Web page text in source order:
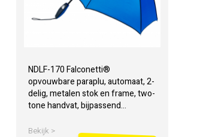
NDLF-170 Falconetti®
opvouwbare paraplu, automaat, 2-
delig, metalen stok en frame, two-
tone handvat, bijpassend...
Bekijk >